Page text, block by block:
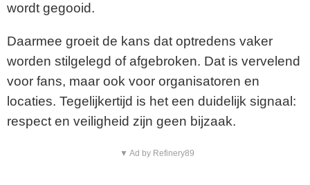
wordt gegooid.
Daarmee groeit de kans dat optredens vaker
worden stilgelegd of afgebroken. Dat is vervelend
voor fans, maar ook voor organisatoren en
locaties. Tegelijkertijd is het een duidelijk signaal:
respect en veiligheid zijn geen bijzaak.
▼ Ad by Refinery89